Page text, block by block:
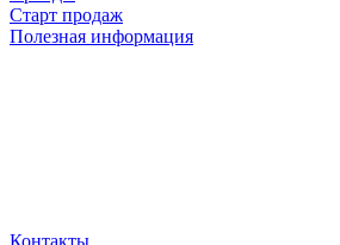
Старт продаж
Полезная информация
Контакты